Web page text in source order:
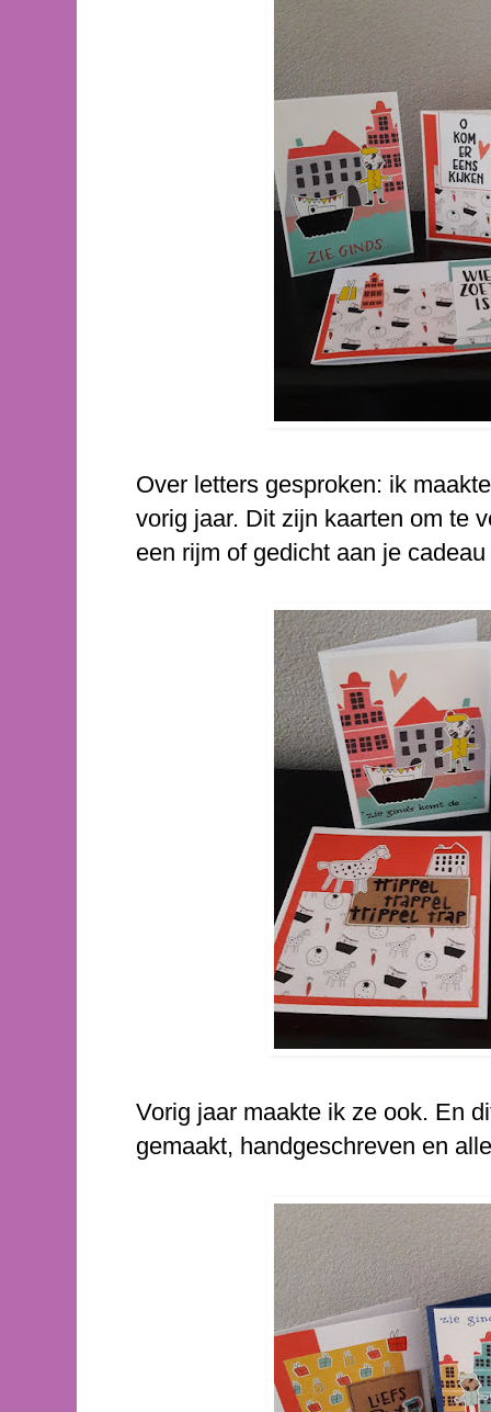
Over letters gesproken: ik
vorig jaar. Dit zijn kaarten om te
een rijm of gedicht aan je
Vorig jaar maakte ik ze ook. En
gemaakt, handgeschreven en